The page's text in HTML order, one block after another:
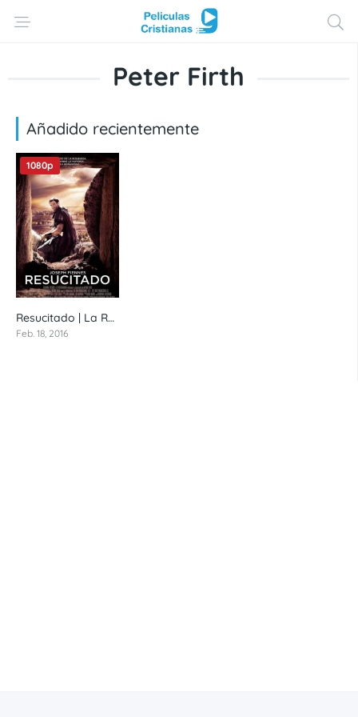
Peter Firth
Añadido recientemente
6.3
1080p
Resucitado | La Resurrección de Cristo | Risen (2016) 1080p latino
Feb. 18, 2016